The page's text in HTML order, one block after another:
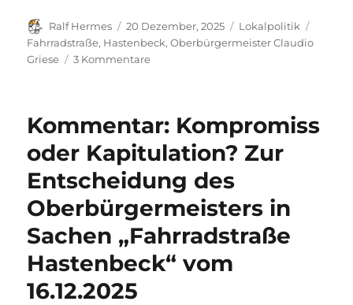
Autor
Ralf Hermes
Veröffentlicht
am
20 Dezember, 2025 Kategorien
Lokalpolitik
Fahrradstraße, Hastenbeck,Oberbürgermeister Claudio
Griese
3 Kommentarezu
Entscheidung
Oberbürgermeisters
Claudio
Griese
zur
Hastenbeck
Kommentar: Kompromiss
oder Kapitulation? Zur
Entscheidung des
Oberbürgermeisters in
Sachen „Fahrradstraße
Hastenbeck“ vom
16.12.2025